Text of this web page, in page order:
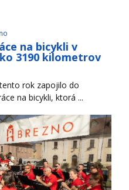
na bicykli v
3190 kilometrov
rok zapojilo do
na bicykli, ktorá ...